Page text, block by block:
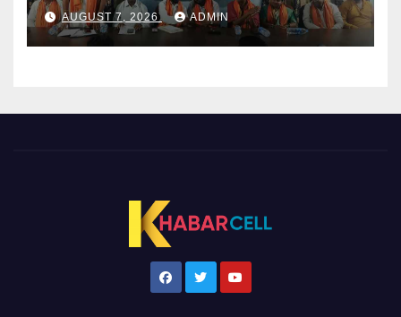
AUGUST 7, 2026 ADMIN